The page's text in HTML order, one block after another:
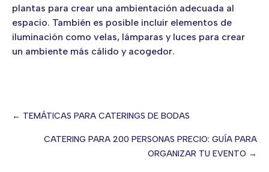
plantas para crear una ambientación adecuada al
espacio. También es posible incluir elementos de
iluminación como velas, lámparas y luces para crear
un ambiente más cálido y acogedor.
Posts
← TEMÁTICAS PARA CATERINGS DE BODAS
CATERING PARA 200 PERSONAS PRECIO: GUÍA PARA
ORGANIZAR TU EVENTO →